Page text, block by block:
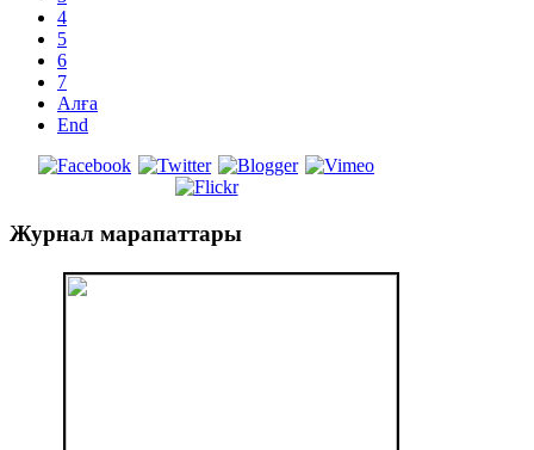
4
5
6
7
Алға
End
Журнал марапаттары